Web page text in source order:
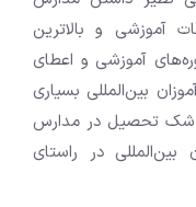
آموزشی و بالاترین
آموزشی و اعطای
بین‌المللی بسیاری
شک تحصیل در مدارس
بین‌المللی در راستای